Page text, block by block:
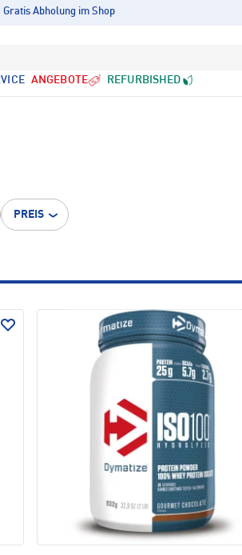
Gratis Abholung im Shop
ANGEBOTE REFURBISHED
PREIS